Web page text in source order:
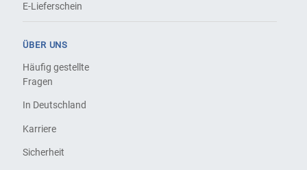
E-Lieferschein
ÜBER UNS
Häufig gestellte
Fragen
In Deutschland
Karriere
Sicherheit